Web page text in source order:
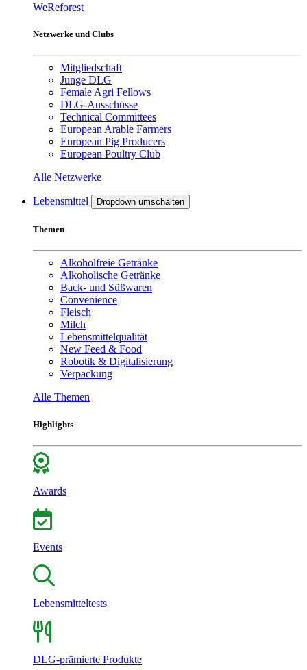
WeReforest
Netzwerke und Clubs
Mitgliedschaft
Junge DLG
Female Agri Fellows
DLG-Ausschüsse
Technical Committees
European Arable Farmers
European Pig Producers
European Poultry Club
Alle Netzwerke
Lebensmittel Dropdown umschalten
Themen
Alkoholfreie Getränke
Alkoholische Getränke
Back- und Süßwaren
Convenience
Fleisch
Milch
Lebensmittelqualität
New Feed & Food
Robotik & Digitalisierung
Verpackung
Alle Themen
Highlights
Awards
Events
Lebensmitteltests
DLG-prämierte Produkte